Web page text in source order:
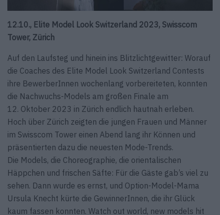
12.10., Elite Model Look Switzerland 2023, Swisscom
Tower, Zürich
Auf den Laufsteg und hinein ins Blitzlicht­gewitter: Worauf
die Coaches des Elite Model Look Switzerland Contests
ihre BewerberInnen wochenlang vorbereiteten, konnten
die Nachwuchs-Models am großen Finale am
12. Oktober 2023 in Zürich endlich hautnah erleben.
Hoch über Zürich zeigten die jungen Frauen und Männer
im Swisscom Tower einen Abend lang ihr Können und
präsentierten dazu die neuesten Mode-Trends.
Die Models, die Choreo­graphie, die orientalischen
Häppchen und frischen Säfte: Für die Gäste gab’s viel zu
sehen. Dann wurde es ernst, und Option-Model-Mama
Ursula Knecht kürte die GewinnerInnen, die ihr Glück
kaum fassen konnten. Watch out world, new models hit